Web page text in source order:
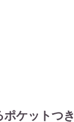
ケットつき